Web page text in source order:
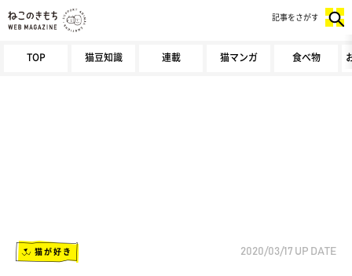
TOP 猫豆知識 連載 猫マンガ 食べ物
記事をさがす
猫が好き 2020/03/17 UP DATE